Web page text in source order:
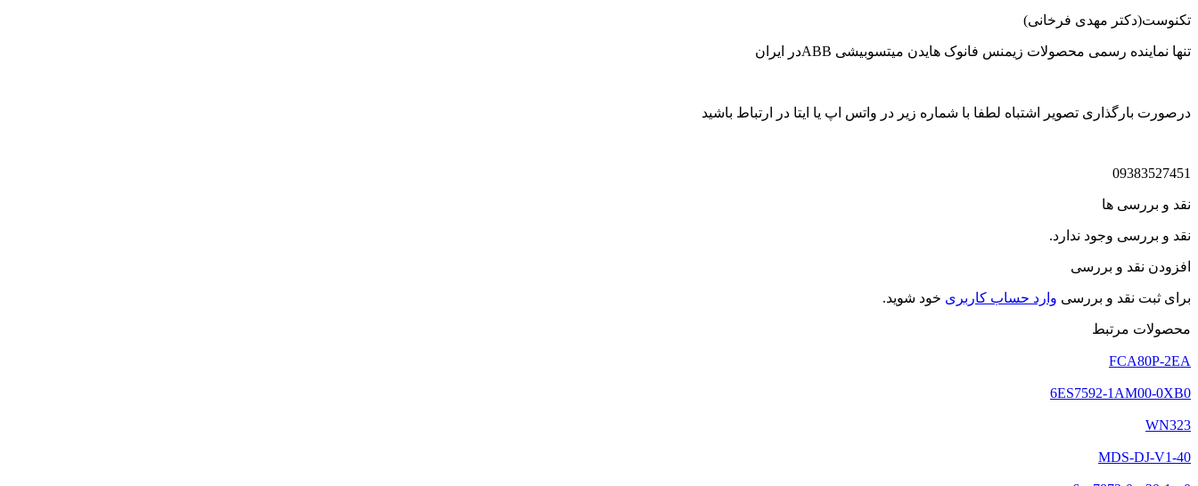
تکنوست(دکتر مهدی فرخانی)
تنها نماینده رسمی محصولات زیمنس فانوک هایدن میتسوبیشی ABBدر ایران
درصورت بارگذاری تصویر اشتباه لطفا با شماره زیر در واتس اپ یا ایتا در ارتباط باشید
09383527451
نقد و بررسی ها
نقد و بررسی وجود ندارد.
افزودن نقد و بررسی
برای ثبت نقد و بررسی وارد حساب کاربری خود شوید.
محصولات مرتبط
FCA80P-2EA
6ES7592-1AM00-0XB0
WN323
MDS-DJ-V1-40